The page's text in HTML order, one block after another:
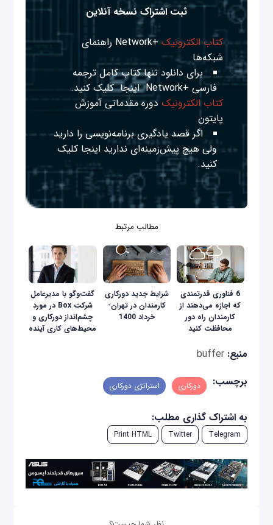
ثبت اشتراک نسخه آنلاین
کتاب الکترونیک
+Network راهنمای
شبکه‌ها
برای دانلود تنها کتاب کامل ترجمه
فارسی +Network
اینجا کلیک کنید.
کتاب الکترونیک دوره مقدماتی آموزش
پایتون
اگر قصد یادگیری برنامه‌نویسی را دارید
ولی هیچ پیش‌زمینه‌ای نداریداینجا کلیک
کنید.
مطالب مرتبط
6 فناوری قدرتمندی
که اجازه می‌دهند از
کارمندان راه دور
محافظت کنید
شرایط جدید دورکاری
کارمندان در تهران-
خرداد 1400
گفت‌وگو با مدیرعامل
شرکت Box در مورد
چشم‌انداز دورکاری و
محیط‌های کاری آینده
منبع:buffer
برچسب:
دورکاری استراتژی دورکاری
به اشتراک گذاری مطلب:
Telegram
Twitter
Print HTML